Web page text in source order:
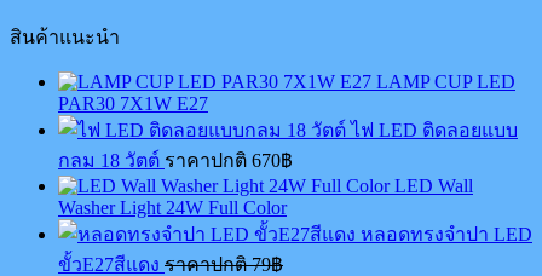
สินค้าแนะนำ
LAMP CUP LED
PAR30 7X1W E27
ไฟ LED ติดลอยแบบ
กลม 18 วัตต์ ราคาปกติ 670฿
LED Wall
Washer Light 24W Full Color
หลอดทรงจำปา LED
ขั้วE27สีแดง ราคาปกติ79฿